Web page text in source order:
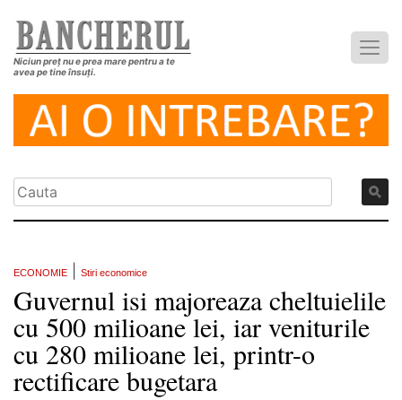
Niciun preț nu e prea mare pentru a te
avea pe tine însuți.
ECONOMIE Stiri economice
Guvernul isi majoreaza cheltuielile
cu 500 milioane lei, iar veniturile
cu 280 milioane lei, printr-o
rectificare bugetara